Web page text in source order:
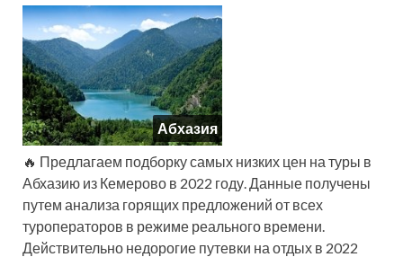
Абхазия
🔥 Предлагаем подборку самых низких цен на туры в
Абхазию из Кемерово в 2022 году. Данные получены
путем анализа горящих предложений от всех
туроператоров в режиме реального времени.
Действительно недорогие путевки на отдых в 2022